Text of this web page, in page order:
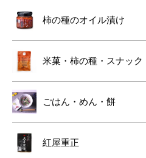
柿の種のオイル漬け
米菓・柿の種・スナック
ごはん・めん・餅
紅屋重正